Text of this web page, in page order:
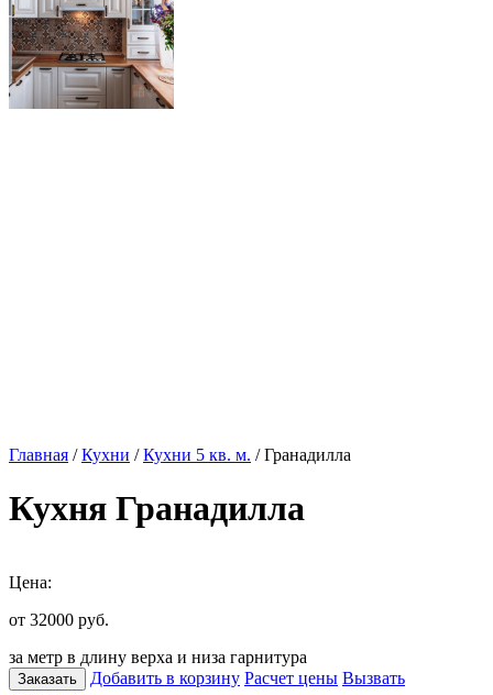
Главная /Кухни /Кухни 5 кв. м. / Гранадилла
Кухня Гранадилла
Цена:
от 32000 руб.
за метр в длину верха и низа гарнитура
Заказать Добавить в корзину Расчет цены Вызвать